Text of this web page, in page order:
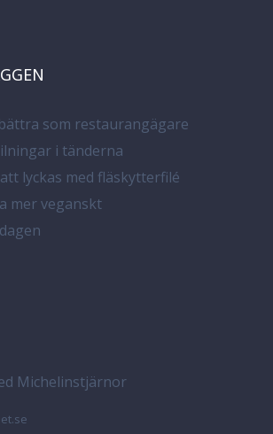
som restaurangägare
i tänderna
lyckas med fläskytterfilé
mer veganskt
Michelinstjärnor